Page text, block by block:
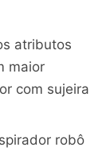
atributos
maior
com sujeira
robô